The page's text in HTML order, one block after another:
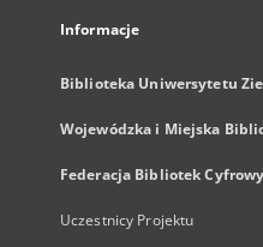
Informacje
Biblioteka Uniwersytetu
Wojewódzka i Miejska
Federacja Bibliotek
Uczestnicy Projektu